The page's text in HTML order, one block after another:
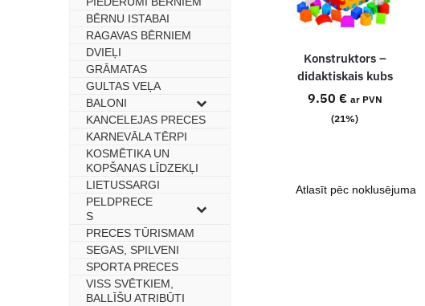
Konstruktors –
didaktiskais kubs
9.50 € ar PVN
(21%)
BĒRNU ISTABAI
–
RAGAVAS BĒRNIEM
–
DVIEĻI
–
GRĀMATAS
–
GULTAS VEĻA
–
BALONI
–
KANCELEJAS PRECES
–
KARNEVĀLA TĒRPI
–
KOSMĒTIKA UN
KOPŠANAS LĪDZEKĻI
–
LIETUSSARGI
–
PELDPRECE
S
–
PRECES TŪRISMAM
–
SEGAS, SPILVENI
–
SPORTA PRECES
–
VISS SVĒTKIEM,
BALLĪŠU ATRIBŪTI
–